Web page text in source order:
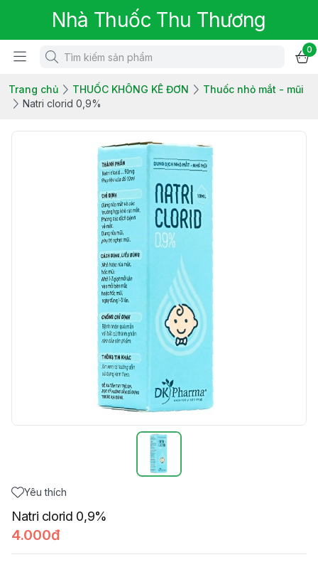
Nhà Thuốc Thu Thương
0
Trang chủ THUỐC KHÔNG KÊ ĐƠN
Thuốc nhỏ mắt - mũi
Natri clorid 0,9%
Yêu thích
Natri clorid 0,9%
4.000đ